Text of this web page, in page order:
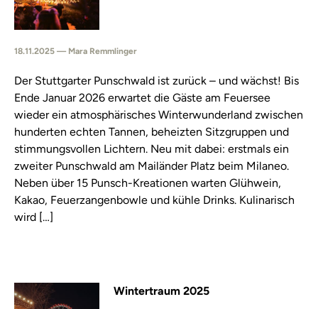
18.11.2025 — Mara Remmlinger
Der Stuttgarter Punschwald ist zurück – und wächst! Bis
Ende Januar 2026 erwartet die Gäste am Feuersee
wieder ein atmosphärisches Winterwunderland zwischen
hunderten echten Tannen, beheizten Sitzgruppen und
stimmungsvollen Lichtern. Neu mit dabei: erstmals ein
zweiter Punschwald am Mailänder Platz beim Milaneo.
Neben über 15 Punsch-Kreationen warten Glühwein,
Kakao, Feuerzangenbowle und kühle Drinks. Kulinarisch
wird […]
Wintertraum 2025